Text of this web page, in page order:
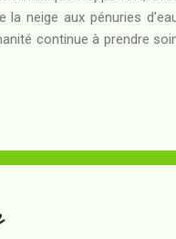
neige aux pénuries
continue à prendre
et découvert qu'il
Querb...